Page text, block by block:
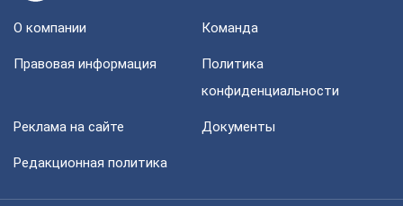
О компании Команда
Правовая информация
Политика
конфиденциальности
Реклама на сайте Документы
Редакционная политика